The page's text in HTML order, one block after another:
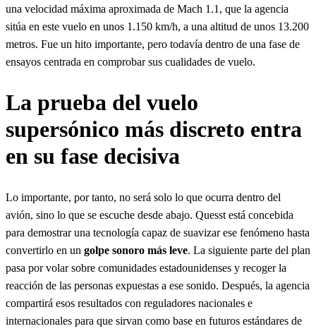
una velocidad máxima aproximada de Mach 1.1, que la agencia
sitúa en este vuelo en unos 1.150 km/h, a una altitud de unos 13.200
metros. Fue un hito importante, pero todavía dentro de una fase de
ensayos centrada en comprobar sus cualidades de vuelo.
La prueba del vuelo
supersónico más discreto entra
en su fase decisiva
Lo importante, por tanto, no será solo lo que ocurra dentro del
avión, sino lo que se escuche desde abajo. Quesst está concebida
para demostrar una tecnología capaz de suavizar ese fenómeno hasta
convertirlo en un golpe sonoro más leve. La siguiente parte del plan
pasa por volar sobre comunidades estadounidenses y recoger la
reacción de las personas expuestas a ese sonido. Después, la agencia
compartirá esos resultados con reguladores nacionales e
internacionales para que sirvan como base en futuros estándares de